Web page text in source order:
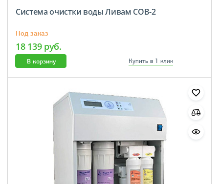
Система очистки воды Ливам СОВ-2
Под заказ
18 139 руб.
В корзину Купить в 1 клик